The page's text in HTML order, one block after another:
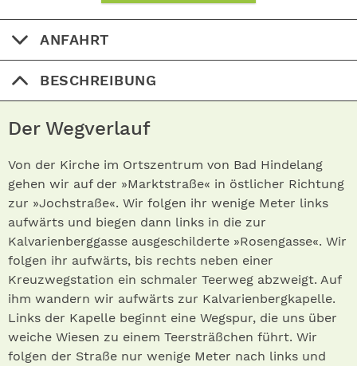
ANFAHRT
BESCHREIBUNG
Der Wegverlauf
Von der Kirche im Ortszentrum von Bad Hindelang
gehen wir auf der »Marktstraße« in östlicher Richtung
zur »Jochstraße«. Wir folgen ihr wenige Meter links
aufwärts und biegen dann links in die zur
Kalvarienberggasse ausgeschilderte »Rosengasse«. Wir
folgen ihr aufwärts, bis rechts neben einer
Kreuzwegstation ein schmaler Teerweg abzweigt. Auf
ihm wandern wir aufwärts zur Kalvarienbergkapelle.
Links der Kapelle beginnt eine Wegspur, die uns über
weiche Wiesen zu einem Teersträßchen führt. Wir
folgen der Straße nur wenige Meter nach links und